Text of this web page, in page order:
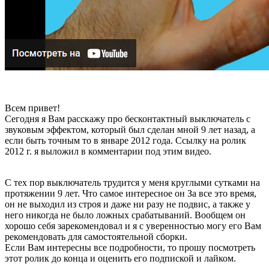
Всем привет!
Сегодня я Вам расскажу про бесконтактный выключатель с
звуковым эффектом, который был сделан мной 9 лет назад, а
если быть точным то в январе 2012 года. Ссылку на ролик
2012 г. я выложил в комментарии под этим видео.
С тех пор выключатель трудится у меня круглыми сутками на
протяжении 9 лет. Что самое интересное он За все это время,
он не выходил из строя и даже ни разу не подвис, а также у
него никогда не было ложных срабатываний. Вообщем он
хорошо себя зарекомендовал и я с уверенностью могу его Вам
рекомендовать для самостоятельной сборки.
Если Вам интересны все подробности, то прошу посмотреть
этот ролик до конца и оценить его подпиской и лайком.